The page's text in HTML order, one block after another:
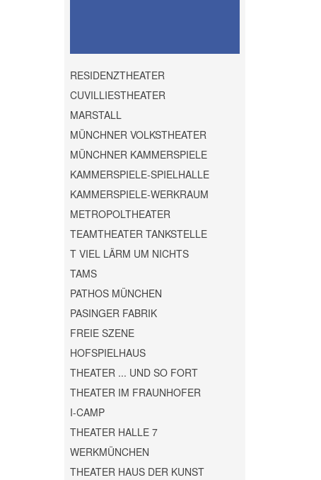
RESIDENZTHEATER
CUVILLIESTHEATER
MARSTALL
MÜNCHNER VOLKSTHEATER
MÜNCHNER KAMMERSPIELE
KAMMERSPIELE-SPIELHALLE
KAMMERSPIELE-WERKRAUM
METROPOLTHEATER
TEAMTHEATER TANKSTELLE
T VIEL LÄRM UM NICHTS
TAMS
PATHOS MÜNCHEN
PASINGER FABRIK
FREIE SZENE
HOFSPIELHAUS
THEATER ... UND SO FORT
THEATER IM FRAUNHOFER
I-CAMP
THEATER HALLE 7
WERKMÜNCHEN
THEATER HAUS DER KUNST